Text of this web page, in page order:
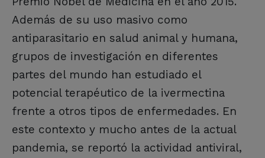
Además de su uso masivo como
antiparasitario en salud animal y humana,
grupos de investigación en diferentes
partes del mundo han estudiado el
potencial terapéutico de la ivermectina
frente a otros tipos de enfermedades. En
este contexto y mucho antes de la actual
pandemia, se reportó la actividad antiviral,